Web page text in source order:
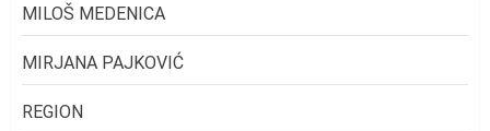
MILOŠ MEDENICA
MIRJANA PAJKOVIĆ
REGION